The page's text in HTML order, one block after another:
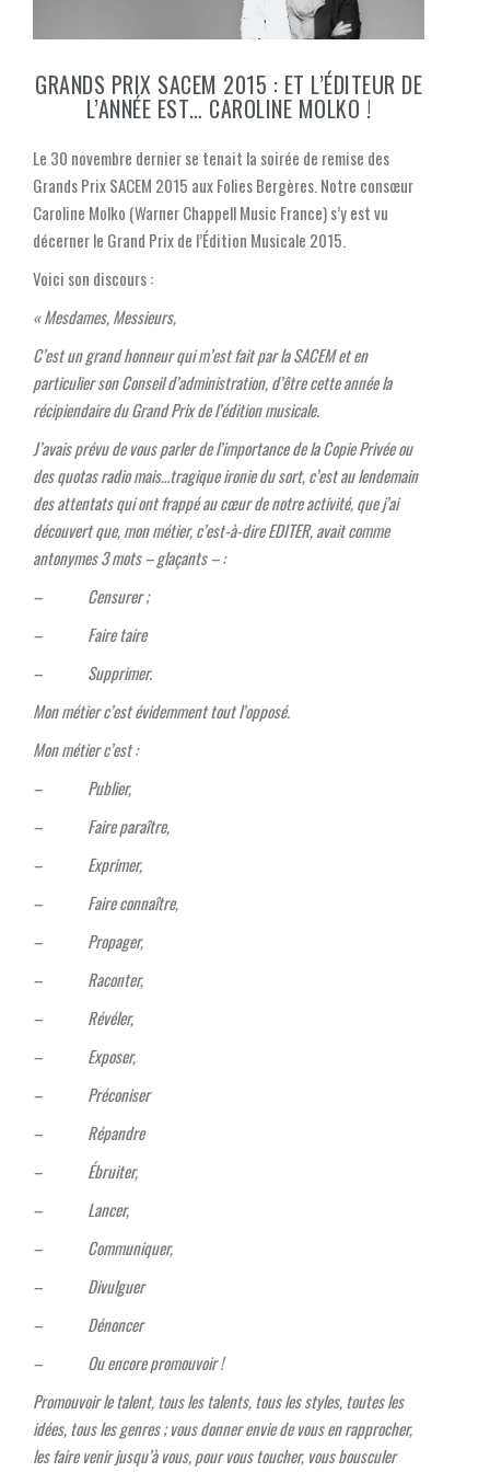
GRANDS PRIX SACEM 2015 : ET L’ÉDITEUR DE
L’ANNÉE EST… CAROLINE MOLKO !
Le 30 novembre dernier se tenait la soirée de remise des
Grands Prix SACEM 2015 aux Folies Bergères. Notre consœur
Caroline Molko (Warner Chappell Music France) s’y est vu
décerner le Grand Prix de l’Édition Musicale 2015.
Voici son discours :
« Mesdames, Messieurs,
C’est un grand honneur qui m’est fait par la SACEM et en
particulier son Conseil d’administration, d’être cette année la
récipiendaire du Grand Prix de l’édition musicale.
J’avais prévu de vous parler de l’importance de la Copie Privée ou
des quotas radio mais…tragique ironie du sort, c’est au lendemain
des attentats qui ont frappé au cœur de notre activité, que j’ai
découvert que, mon métier, c’est-à-dire EDITER, avait comme
antonymes 3 mots – glaçants – :
– Censurer ;
– Faire taire
– Supprimer.
Mon métier c’est évidemment tout l’opposé.
Mon métier c’est :
– Publier,
– Faire paraître,
– Exprimer,
– Faire connaître,
– Propager,
– Raconter,
– Révéler,
– Exposer,
– Préconiser
– Répandre
– Ébruiter,
– Lancer,
– Communiquer,
– Divulguer
– Dénoncer
– Ou encore promouvoir !
Promouvoir le talent, tous les talents, tous les styles, toutes les
idées, tous les genres ; vous donner envie de vous en rapprocher,
les faire venir jusqu’à vous, pour vous toucher, vous bousculer